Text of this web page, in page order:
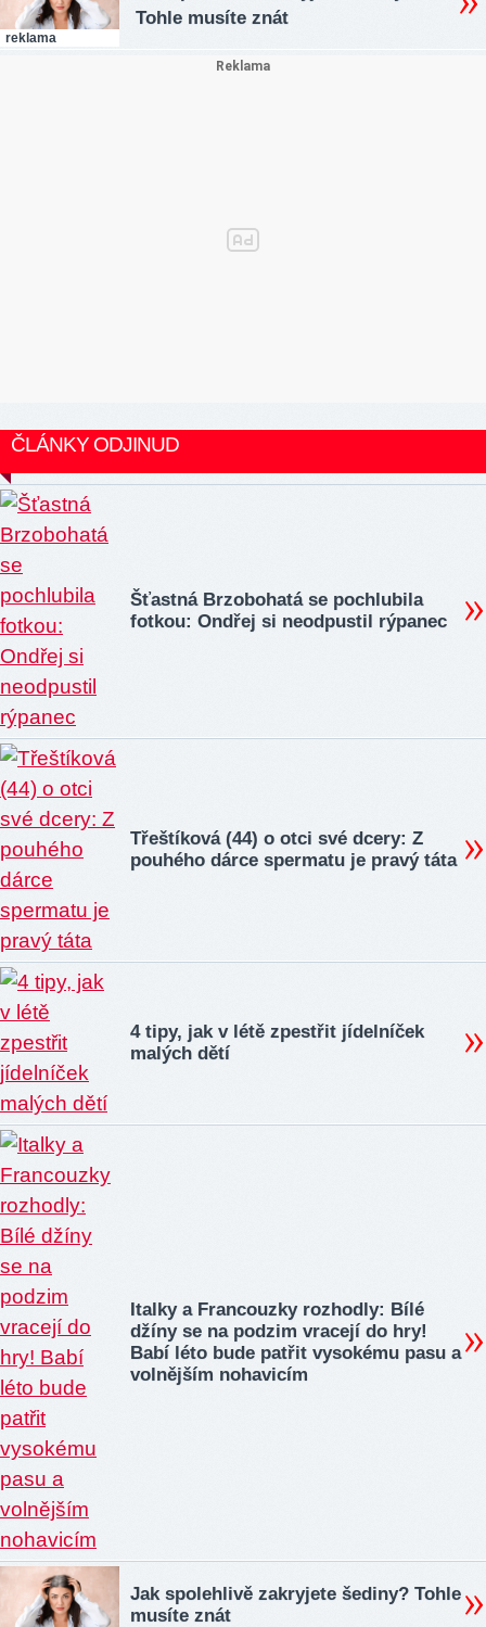
reklama
Tohle musíte znát
ČLÁNKY ODJINUD
Šťastná Brzobohatá se pochlubila
fotkou: Ondřej si neodpustil rýpanec
Třeštíková (44) o otci své dcery: Z
pouhého dárce spermatu je pravý táta
4 tipy, jak v létě zpestřit jídelníček
malých dětí
Italky a Francouzky rozhodly: Bílé
džíny se na podzim vracejí do hry!
Babí léto bude patřit vysokému pasu a
volnějším nohavicím
Jak spolehlivě zakryjete šediny? Tohle
musíte znát